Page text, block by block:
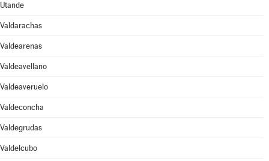
Utande
Valdarachas
Valdearenas
Valdeavellano
Valdeaveruelo
Valdeconcha
Valdegrudas
Valdelcubo